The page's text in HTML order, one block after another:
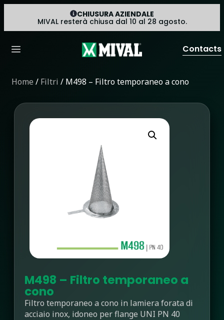
CHIUSURA AZIENDALE
MIVAL resterà chiusa dal 10 al 28 agosto.
Contacts
Home / Filtri / M498 – Filtro temporaneo a cono
M498 – Filtro temporaneo a
cono
Filtro temporaneo a cono in lamiera forata di
acciaio inox, idoneo per flange UNI PN 40